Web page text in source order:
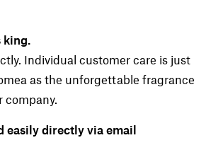
Individual customer care is just
as the unforgettable fragrance
company.
easily directly via email